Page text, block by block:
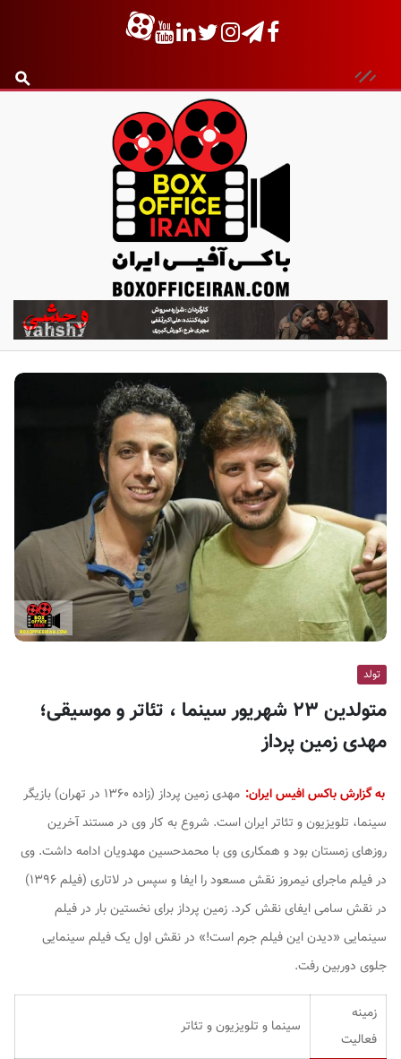
ب
ا
ک
س
ف
ی
س
ا
ی
ر
ا
ن
تولد
متولدین ۲۳ شهریور سینما ، تئاتر و موسیقی؛
مهدی زمین پرداز
به گزارش باکس افیس ایران:
مهدی زمین پرداز (زاده ۱۳۶۰ در تهران) بازیگر
سینما، تلویزیون و تئاتر ایران است. شروع به کار وی در مستند آخرین
روزهای زمستان بود و همکاری وی با محمدحسین مهدویان ادامه داشت. وی
در فیلم ماجرای نیمروز نقش مسعود را ایفا و سپس در لاتاری (فیلم ۱۳۹۶)
در نقش سامی ایفای نقش کرد. زمین پرداز برای نخستین بار در فیلم
سینمایی «دیدن این فیلم جرم است!» در نقش اول یک فیلم سینمایی
جلوی دوربین رفت.
زمینه
فعالیت
سینما و تلویزیون و تئاتر